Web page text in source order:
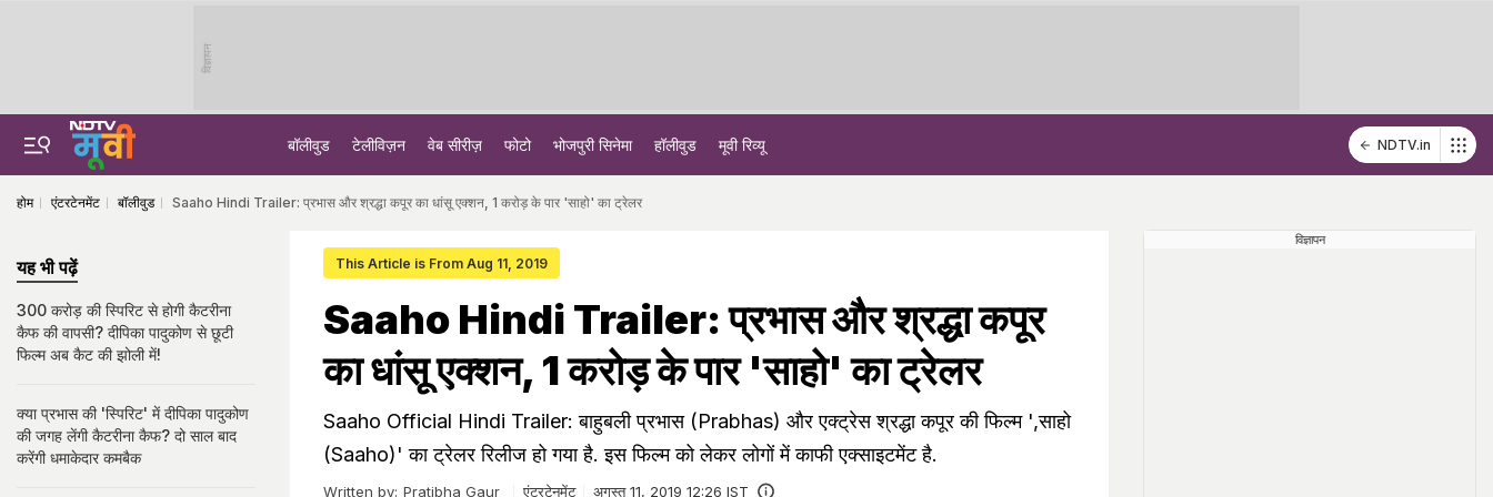
विज्ञापन
बॉलीवुड टेलीविज़न वेब सीरीज़ फोटो भोजपुरी सिनेमा हॉलीवुड मूवी रिव्यू NDTV.in
होम एंटरटेनमेंट बॉलीवुड Saaho Hindi Trailer: प्रभास और श्रद्धा कपूर का धांसू एक्शन, 1 करोड़ के पार 'साहो' का ट्रेलर
This Article is From Aug 11, 2019
Saaho Hindi Trailer: प्रभास और श्रद्धा कपूर
का धांसू एक्शन, 1 करोड़ के पार 'साहो' का ट्रेलर
Saaho Official Hindi Trailer: बाहुबली प्रभास (Prabhas) और एक्ट्रेस श्रद्धा कपूर की फिल्म ',साहो
(Saaho)' का ट्रेलर रिलीज हो गया है. इस फिल्म को लेकर लोगों में काफी एक्साइटमेंट है.
Written by: Pratibha Gaur एंटरटेनमेंट अगस्त 11, 2019 12:26 IST
यह भी पढ़ें
300 करोड़ की स्पिरिट से होगी कैटरीना
कैफ की वापसी? दीपिका पादुकोण से छूटी
फिल्म अब कैट की झोली में!
क्या प्रभास की 'स्पिरिट' में दीपिका पादुकोण
की जगह लेंगी कैटरीना कैफ? दो साल बाद
करेंगी धमाकेदार कमबैक
विज्ञापन